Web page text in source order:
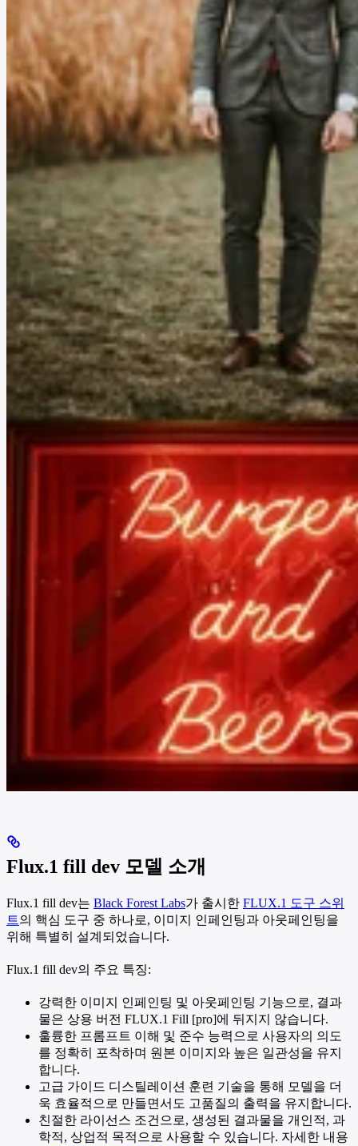
Flux.1 fill dev 모델 소개
Flux.1 fill dev는 Black Forest Labs가 출시한 FLUX.1 도구 스위
트의 핵심 도구 중 하나로, 이미지 인페인팅과 아웃페인팅을
위해 특별히 설계되었습니다.
Flux.1 fill dev의 주요 특징:
강력한 이미지 인페인팅 및 아웃페인팅 기능으로, 결과
물은 상용 버전 FLUX.1 Fill [pro]에 뒤지지 않습니다.
훌륭한 프롬프트 이해 및 준수 능력으로 사용자의 의도
를 정확히 포착하며 원본 이미지와 높은 일관성을 유지
합니다.
고급 가이드 디스틸레이션 훈련 기술을 통해 모델을 더
욱 효율적으로 만들면서도 고품질의 출력을 유지합니다.
친절한 라이선스 조건으로, 생성된 결과물을 개인적, 과
학적, 상업적 목적으로 사용할 수 있습니다. 자세한 내용